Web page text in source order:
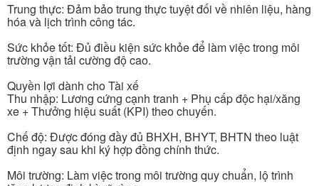
Trung thực: Đảm bảo trung thực tuyệt đối về nhiên liệu, hàng
hóa và lịch trình công tác.
Sức khỏe tốt: Đủ điều kiện sức khỏe để làm việc trong môi
trường vận tải cường độ cao.
Quyền lợi dành cho Tài xế
Thu nhập: Lương cứng cạnh tranh + Phụ cấp độc hại/xăng
xe + Thưởng hiệu suất (KPI) theo chuyến.
Chế độ: Được đóng đầy đủ BHXH, BHYT, BHTN theo luật
định ngay sau khi ký hợp đồng chính thức.
Môi trường: Làm việc trong môi trường quy chuẩn, lộ trình